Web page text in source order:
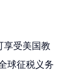
享受美国教
球征税义务